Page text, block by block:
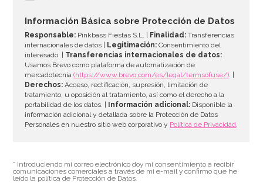
Información Básica sobre Protección de Datos
Responsable: Pinkbass Fiestas S.L. | Finalidad: Transferencias
internacionales de datos |
Legitimación: Consentimiento del
interesado. | Transferencias internacionales de datos:
Usamos Brevo como plataforma de automatización de
mercadotecnia(https://www.brevo.com/es/legal/termsofuse/). |
Derechos: Acceso, rectificación, supresión, limitación de
tratamiento, u oposición al tratamiento, así como el derecho a la
portabilidad de los datos. |
Información adicional: Disponible la
información adicional y detallada sobre la Protección de Datos
Personales en nuestro sitio web corporativo y Política de Privacidad.
* Introduciendo mi correo electrónico doy mi consentimiento a recibir
comunicaciones comerciales a través de mi e-mail y confirmo que he
leído la política de Protección de Datos.